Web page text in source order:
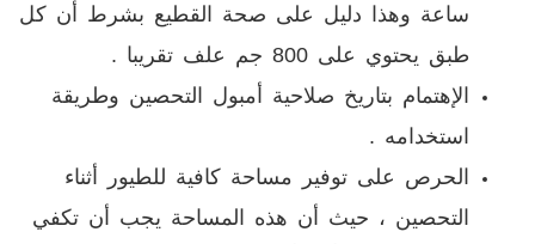
ساعة وهذا دليل على صحة القطيع بشرط أن كل
طبق يحتوي على 800 جم علف تقريبا .
الإهتمام بتاريخ صلاحية أمبول التحصين وطريقة
استخدامه .
الحرص على توفير مساحة كافية للطيور أثناء
التحصين ، حيث أن هذه المساحة يجب أن تكفي